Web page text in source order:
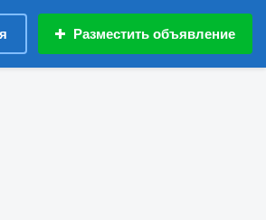
Разместить объявление